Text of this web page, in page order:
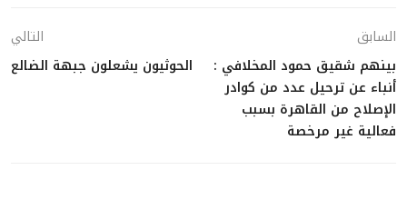
السابق
بينهم شقيق حمود المخلافي :
أنباء عن ترحيل عدد من كوادر
الإصلاح من القاهرة بسبب
فعالية غير مرخصة
التالي
الحوثيون يشعلون جبهة الضالع